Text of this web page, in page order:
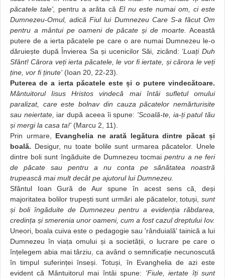
păcatele tale',
pentru a arăta că El nu este numai om, ci este
Dumnezeu-Omul, adică Fiul lui Dumnezeu Care S-a făcut Om
pentru a mântui pe oameni de păcate și de moarte.
Această
putere de a ierta păcatele pe care o are numai Dumnezeu le-o
dăruiește după Învierea Sa și ucenicilor Săi, zicând: 'Luați Duh
Sfânt! Cărora veți ierta păcatele, le vor fi iertate, și cărora le veți
ține, vor fi ținute' (Ioan 20, 22-23).
Puterea de a ierta păcatele este și o putere vindecătoare.
Mântuitorul Iisus Hristos vindecă mai întâi sufletul omului
paralizat, care este bolnav din cauza păcatelor nemărturisite
sau neiertate, iar după aceea îi spune: 'Scoală-te, ia-ți patul tău
și mergi la casa ta!' (Marcu 2, 11).
Prin urmare, Evanghelia ne arată legătura dintre păcat și
boală. Desigur, nu toate bolile sunt urmarea păcatelor. Unele
dintre boli sunt îngăduite de Dumnezeu tocmaipentru a ne feri
de păcate sau pentru a nu conta pe sănătatea noastră
trupească mai mult decât pe ajutorul lui Dumnezeu.
Sfântul Ioan Gură de Aur spune în acest sens că, deși
majoritatea bolilor trupești sunt urmări ale păcatelor, totuși, sunt
și boli îngăduite de Dumnezeu pentru a evidenția răbdarea,
credința și smerenia unor oameni, cum a fost cazul dreptului Iov.
Uneori, boala cuiva este o pedagogie sau 'rânduială' tainică a lui
Dumnezeu în viața omului și a societății, o lucrare pe care o
înțelegem abia mai târziu, ca având o semnificație necunoscută
în timpul suferinței înseși. Totuși, în Evanghelia de azi este
evident că Mântuitorul mai întâi spune: 'Fiule, iertate îți sunt